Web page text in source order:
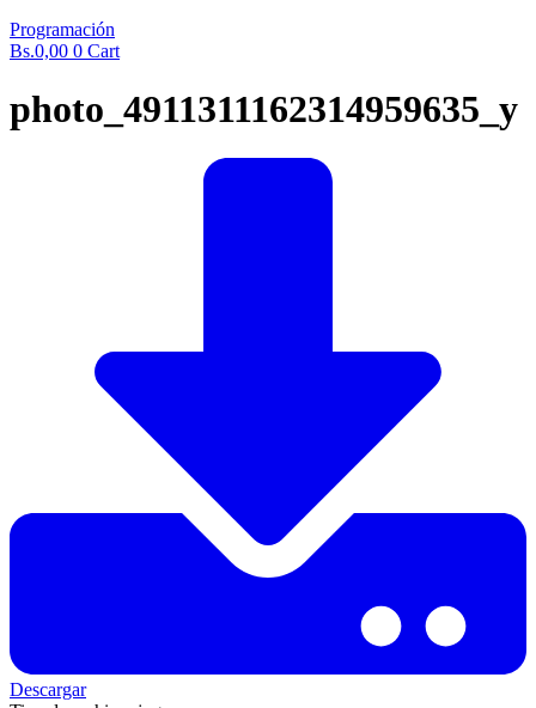
Programación
Bs.0,00 0 Cart
photo_4911311162314959635_y
Descargar